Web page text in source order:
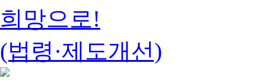
희망으로!
(법령·제도개선)